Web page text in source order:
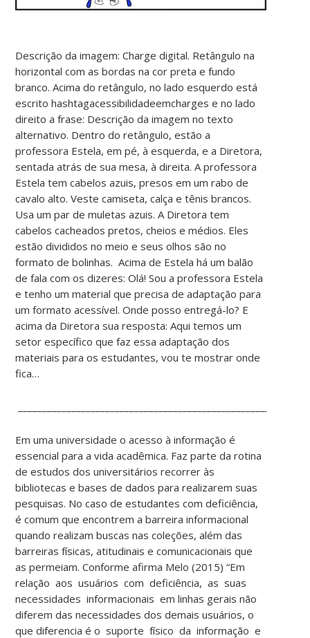
Descrição da imagem: Charge digital. Retângulo na
horizontal com as bordas na cor preta e fundo
branco. Acima do retângulo, no lado esquerdo está
escrito hashtagacessibilidadeemcharges e no lado
direito a frase: Descrição da imagem no texto
alternativo. Dentro do retângulo, estão a
professora Estela, em pé, à esquerda, e a Diretora,
sentada atrás de sua mesa, à direita. A professora
Estela tem cabelos azuis, presos em um rabo de
cavalo alto. Veste camiseta, calça e tênis brancos.
Usa um par de muletas azuis. A Diretora tem
cabelos cacheados pretos, cheios e médios. Eles
estão divididos no meio e seus olhos são no
formato de bolinhas. Acima de Estela há um balão
de fala com os dizeres: Olá! Sou a professora Estela
e tenho um material que precisa de adaptação para
um formato acessível. Onde posso entregá-lo? E
acima da Diretora sua resposta: Aqui temos um
setor específico que faz essa adaptação dos
materiais para os estudantes, vou te mostrar onde
fica…
Em uma universidade o acesso à informação é
essencial para a vida acadêmica. Faz parte da rotina
de estudos dos universitários recorrer às
bibliotecas e bases de dados para realizarem suas
pesquisas. No caso de estudantes com deficiência,
é comum que encontrem a barreira informacional
quando realizam buscas nas coleções, além das
barreiras físicas, atitudinais e comunicacionais que
as permeiam. Conforme afirma Melo (2015) “Em
relação aos usuários com deficiência, as suas
necessidades informacionais em linhas gerais não
diferem das necessidades dos demais usuários, o
que diferencia é o suporte físico da informação e